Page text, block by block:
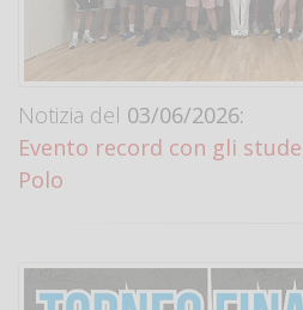
Notizia del 03/06/2026:
Evento record con gli
Polo